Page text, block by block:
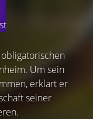
Um sein
erklärt er
seiner